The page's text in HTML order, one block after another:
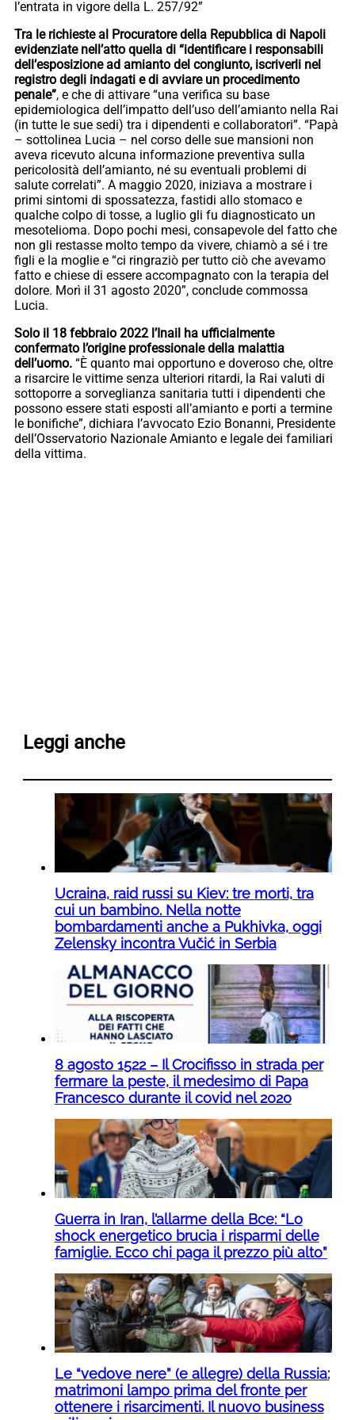
l’entrata in vigore della L. 257/92”
Tra le richieste al Procuratore della Repubblica di Napoli
evidenziate nell’atto quella di “identificare i responsabili
dell’esposizione ad amianto del congiunto, iscriverli nel
registro degli indagati e di avviare un procedimento
penale”, e che di attivare “una verifica su base
epidemiologica dell’impatto dell’uso dell’amianto nella Rai
(in tutte le sue sedi) tra i dipendenti e collaboratori”. “Papà
– sottolinea Lucia – nel corso delle sue mansioni non
aveva ricevuto alcuna informazione preventiva sulla
pericolosità dell’amianto, né su eventuali problemi di
salute correlati”. A maggio 2020, iniziava a mostrare i
primi sintomi di spossatezza, fastidi allo stomaco e
qualche colpo di tosse, a luglio gli fu diagnosticato un
mesotelioma. Dopo pochi mesi, consapevole del fatto che
non gli restasse molto tempo da vivere, chiamò a sé i tre
figli e la moglie e “ci ringraziò per tutto ciò che avevamo
fatto e chiese di essere accompagnato con la terapia del
dolore. Morì il 31 agosto 2020”, conclude commossa
Lucia.
Solo il 18 febbraio 2022 l’Inail ha ufficialmente
confermato l’origine professionale della malattia
dell’uomo. “È quanto mai opportuno e doveroso che, oltre
a risarcire le vittime senza ulteriori ritardi, la Rai valuti di
sottoporre a sorveglianza sanitaria tutti i dipendenti che
possono essere stati esposti all’amianto e porti a termine
le bonifiche”, dichiara l’avvocato Ezio Bonanni, Presidente
dell’Osservatorio Nazionale Amianto e legale dei familiari
della vittima.
Leggi anche
Ucraina, raid russi su Kiev: tre morti, tra
cui un bambino. Nella notte
bombardamenti anche a Pukhivka, oggi
Zelensky incontra Vučić in Serbia
8 agosto 1522 – Il Crocifisso in strada per
fermare la peste, il medesimo di Papa
Francesco durante il covid nel 2020
Guerra in Iran, l’allarme della Bce: “Lo
shock energetico brucia i risparmi delle
famiglie. Ecco chi paga il prezzo più alto”
Le “vedove nere” (e allegre) della Russia:
matrimoni lampo prima del fronte per
ottenere i risarcimenti. Il nuovo business